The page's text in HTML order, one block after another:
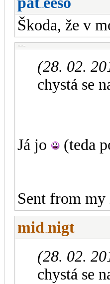
-diskusni-forum-
Škoda, že v
-diskusni-forum-
(28. 02.
chystá se
Já jo (teda
Sent from my
mid
-diskusni-forum-nigt
(28. 02.
chystá se